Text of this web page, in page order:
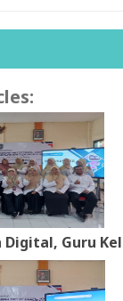
Digital, Guru